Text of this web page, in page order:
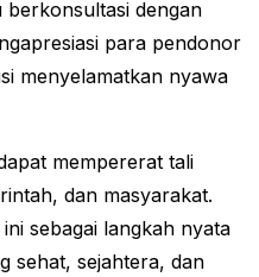
berkonsultasi dengan
para pendonor
menyelamatkan nyawa
mempererat tali
dan masyarakat.
sebagai langkah nyata
sehat, sejahtera, dan